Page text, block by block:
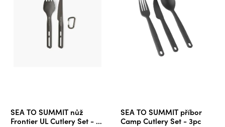
SEA TO SUMMIT nůž
Frontier UL Cutlery Set - 2
SEA TO SUMMIT příbor
Camp Cutlery Set - 3pc